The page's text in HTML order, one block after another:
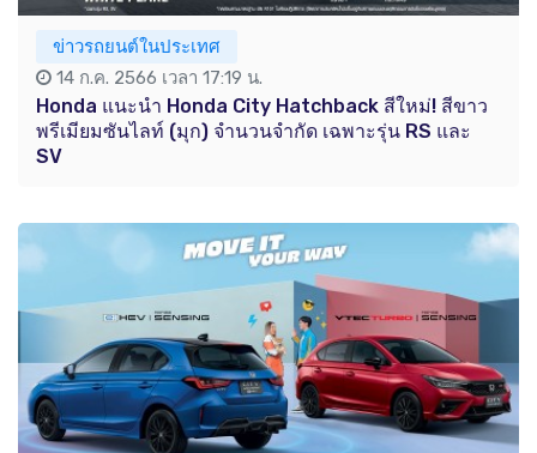
ข่าวรถยนต์ในประเทศ
14 ก.ค. 2566 เวลา 17:19 น.
Honda แนะนำ Honda City Hatchback สีใหม่! สีขาว
พรีเมียมซันไลท์ (มุก) จำนวนจำกัด เฉพาะรุ่น RS และ
SV